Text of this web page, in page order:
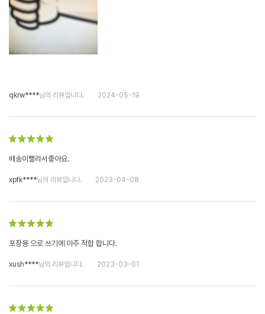
qkrw****님의 리뷰입니다. 2024-05-19
배송이빨라서좋아요.
xpfk****님의 리뷰입니다. 2023-04-08
포장용 으로 쓰기에 아주 적합 합니다.
xush****님의 리뷰입니다. 2023-03-01